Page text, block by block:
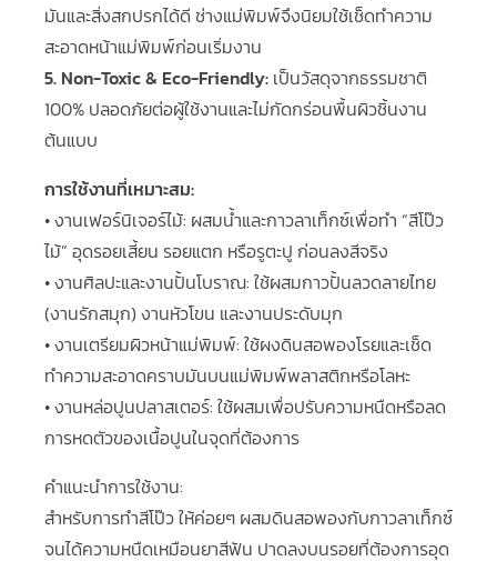
มันและสิ่งสกปรกได้ดี ช่างแม่พิมพ์จึงนิยมใช้เช็ดทำความ
สะอาดหน้าแม่พิมพ์ก่อนเริ่มงาน
5. Non-Toxic & Eco-Friendly: เป็นวัสดุจากธรรมชาติ
100% ปลอดภัยต่อผู้ใช้งานและไม่กัดกร่อนพื้นผิวชิ้นงาน
ต้นแบบ
การใช้งานที่เหมาะสม:
• งานเฟอร์นิเจอร์ไม้: ผสมน้ำและกาวลาเท็กซ์เพื่อทำ “สีโป๊ว
ไม้” อุดรอยเสี้ยน รอยแตก หรือรูตะปู ก่อนลงสีจริง
• งานศิลปะและงานปั้นโบราณ: ใช้ผสมกาวปั้นลวดลายไทย
(งานรักสมุก) งานหัวโขน และงานประดับมุก
• งานเตรียมผิวหน้าแม่พิมพ์: ใช้ผงดินสอพองโรยและเช็ด
ทำความสะอาดคราบมันบนแม่พิมพ์พลาสติกหรือโลหะ
• งานหล่อปูนปลาสเตอร์: ใช้ผสมเพื่อปรับความหนืดหรือลด
การหดตัวของเนื้อปูนในจุดที่ต้องการ
คำแนะนำการใช้งาน:
สำหรับการทำสีโป๊ว ให้ค่อยๆ ผสมดินสอพองกับกาวลาเท็กซ์
จนได้ความหนืดเหมือนยาสีฟัน ปาดลงบนรอยที่ต้องการอุด